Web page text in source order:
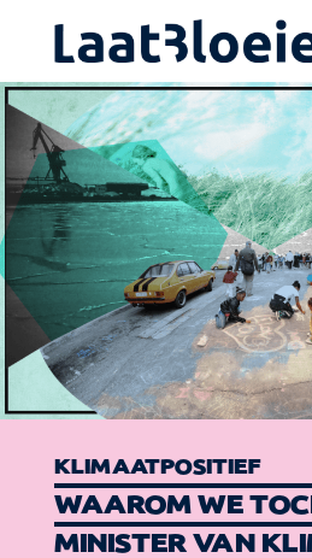
KLIMAATPOSITIEF
WAAROM WE
MINISTER VAN